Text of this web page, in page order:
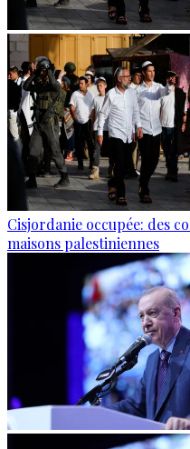
Cisjordanie occupée: des
maisons palestiniennes